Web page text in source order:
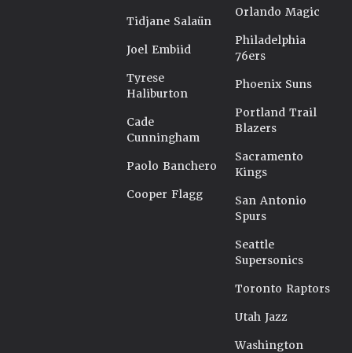
Tidjane Salaün
Joel Embiid
Tyrese
Haliburton
Cade
Cunningham
Paolo Banchero
Cooper Flagg
Orlando Magic
Philadelphia
76ers
Phoenix Suns
Portland Trail
Blazers
Sacramento
Kings
San Antonio
Spurs
Seattle
Supersonics
Toronto Raptors
Utah Jazz
Washington